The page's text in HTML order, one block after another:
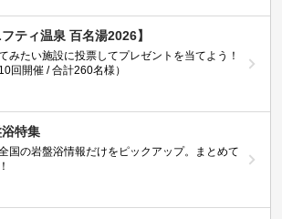
フティ温泉 百名湯2026】
みたい施設に投票してプレゼントを当てよう！
10回開催 / 合計260名様）
特集
国の岩盤浴情報だけをピックアップ。まとめて